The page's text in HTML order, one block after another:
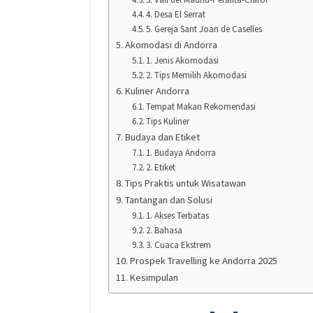
4. Desa El Serrat
5. Gereja Sant Joan de Caselles
Akomodasi di Andorra
1. Jenis Akomodasi
2. Tips Memilih Akomodasi
Kuliner Andorra
Tempat Makan Rekomendasi
Tips Kuliner
Budaya dan Etiket
1. Budaya Andorra
2. Etiket
Tips Praktis untuk Wisatawan
Tantangan dan Solusi
1. Akses Terbatas
2. Bahasa
3. Cuaca Ekstrem
Prospek Travelling ke Andorra 2025
Kesimpulan